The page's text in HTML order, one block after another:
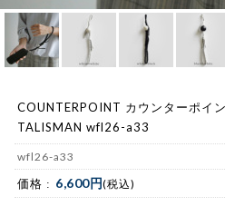
COUNTERPOINT カウンターポイ
TALISMAN wfl26-a33
wfl26-a33
価格 : 6,600円(税込)